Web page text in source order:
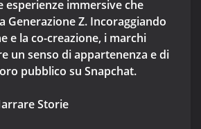
esperienze immersive che
Generazione Z. Incoraggiando
e la co-creazione, i marchi
un senso di appartenenza e di
pubblico su Snapchat.
Storie